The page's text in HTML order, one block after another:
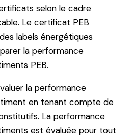
selon le cadre
Le certificat PEB
labels énergétiques
la performance
PEB.
la performance
en tenant compte de
La performance
est évaluée pour tout